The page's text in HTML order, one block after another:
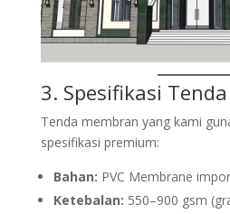
3. Spesifikasi
Tenda membran yang kami
spesifikasi premium:
Bahan: PVC Membrane
Ketebalan: 550–900 gsm